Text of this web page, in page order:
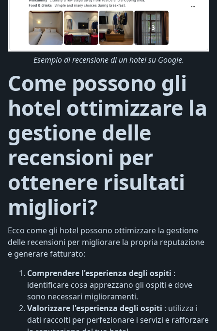
Esempio di recensione di un hotel su Google.
Come possono gli
hotel ottimizzare la
gestione delle
recensioni per
ottenere risultati
migliori?
Ecco come gli hotel possono ottimizzare la gestione
delle recensioni per migliorare la propria reputazione
e generare fatturato:
Comprendere l'esperienza degli ospiti :
identificare cosa apprezzano gli ospiti e dove
sono necessari miglioramenti.
Valorizzare l'esperienza degli ospiti : utilizza i
dati raccolti per perfezionare i servizi e rafforzare